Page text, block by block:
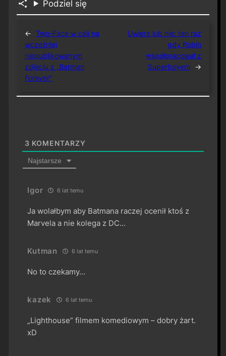
Podziel się
← Two-Face w celi na
wcześniej
niepublikowanym
zdjęciu z „Batman
Forever”
Uwierz lub nie: ten raz
gdy Robin
współpracował z
Superboyem
→
3 KOMENTARZY
Najstarsze
Igor 6 lat temu
Ja wolałbym aby Batmana raczej ocenił ktoś z
Marvela a nie kolega z DC…
Kutman 6 lat temu
No to czekamy…
kazek 6 lat temu
„Lighthouse” filmem komediowym – dobry żart.
xD